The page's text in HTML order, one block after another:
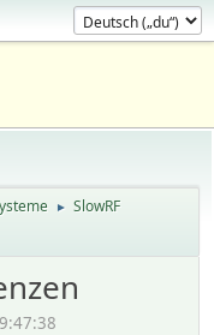
► SlowRF